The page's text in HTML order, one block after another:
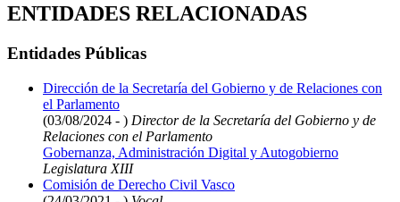
ENTIDADES RELACIONADAS
Entidades Públicas
Dirección de la Secretaría del Gobierno y de Relaciones con
el Parlamento
(03/08/2024 - ) Director de la Secretaría del Gobierno y de
Relaciones con el Parlamento
Gobernanza, Administración Digital y Autogobierno
Legislatura XIII
Comisión de Derecho Civil Vasco